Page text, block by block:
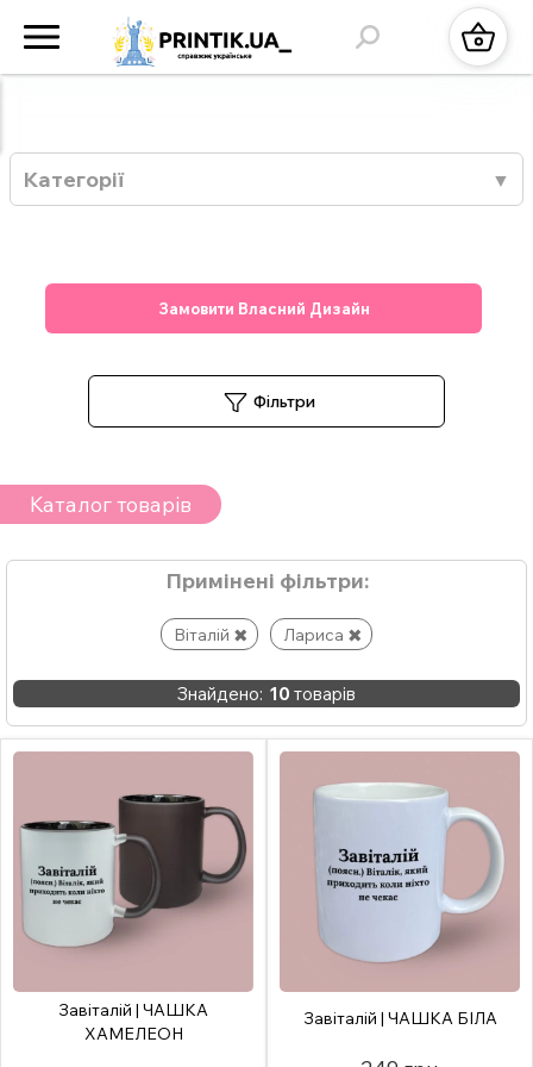
Категорії
Замовити Власний Дизайн
Фільтри
Каталог товарів
Примінені фільтри:
Віталій Лариса
Знайдено: 10 товарів
Завіталій | ЧАШКА
ХАМЕЛЕОН
Завіталій | ЧАШКА БІЛА